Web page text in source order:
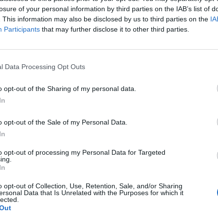
of your personal information by third parties on the IAB’s list of
This information may also be disclosed by us to third parties on the
Participants that may further disclose it to other third parties.
Data Processing Opt Outs
opt-out of the Sharing of my personal data.
opt-out of the Sale of my Personal Data.
opt-out of processing my Personal Data for Targeted
opt-out of Collection, Use, Retention, Sale, and/or Sharing
Data that Is Unrelated with the Purposes for which it
«La lotta contro l'ingiustizia è
molto importante per noi. Siamo stati in
formati dalle parole di Martin Luther
uno studente del Mahatma Gandhi»,
disse: L'arco morale dell'universo è lungo
la giustizia, deve essere piegato verso
«Dobbiamo essere attivamente coinvolti
ci sentiamo e cosa ci sta a cuore... -
degli U2 - Veniamo come
fonte di ispirazione... Questo è ahimsa...
L'India ci ha fatto questo... il più
al mondo... È più potente dell'energia
eserciti, delle marine, dell'Impero
il potere stesso. E non è mai stato così
Nel 2019 saranno pubblicate anche
scelte dal catalogo della produzione
Trump, Meloni e la strategia